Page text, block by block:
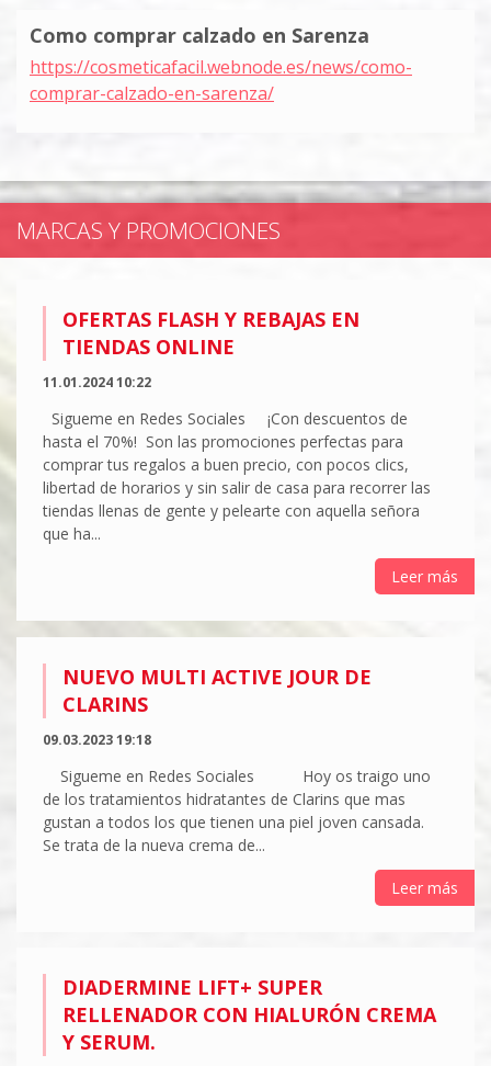
Como comprar calzado en Sarenza
https://cosmeticafacil.webnode.es/news/como-
comprar-calzado-en-sarenza/
MARCAS Y PROMOCIONES
OFERTAS FLASH Y REBAJAS EN
TIENDAS ONLINE
11.01.2024 10:22
Sigueme en Redes Sociales ¡Con descuentos de
hasta el 70%! Son las promociones perfectas para
comprar tus regalos a buen precio, con pocos clics,
libertad de horarios y sin salir de casa para recorrer las
tiendas llenas de gente y pelearte con aquella señora
que ha...
Leer más
NUEVO MULTI ACTIVE JOUR DE
CLARINS
09.03.2023 19:18
Sigueme en Redes Sociales Hoy os traigo uno
de los tratamientos hidratantes de Clarins que mas
gustan a todos los que tienen una piel joven cansada.
Se trata de la nueva crema de...
Leer más
DIADERMINE LIFT+ SUPER
RELLENADOR CON HIALURÓN CREMA
Y SERUM.